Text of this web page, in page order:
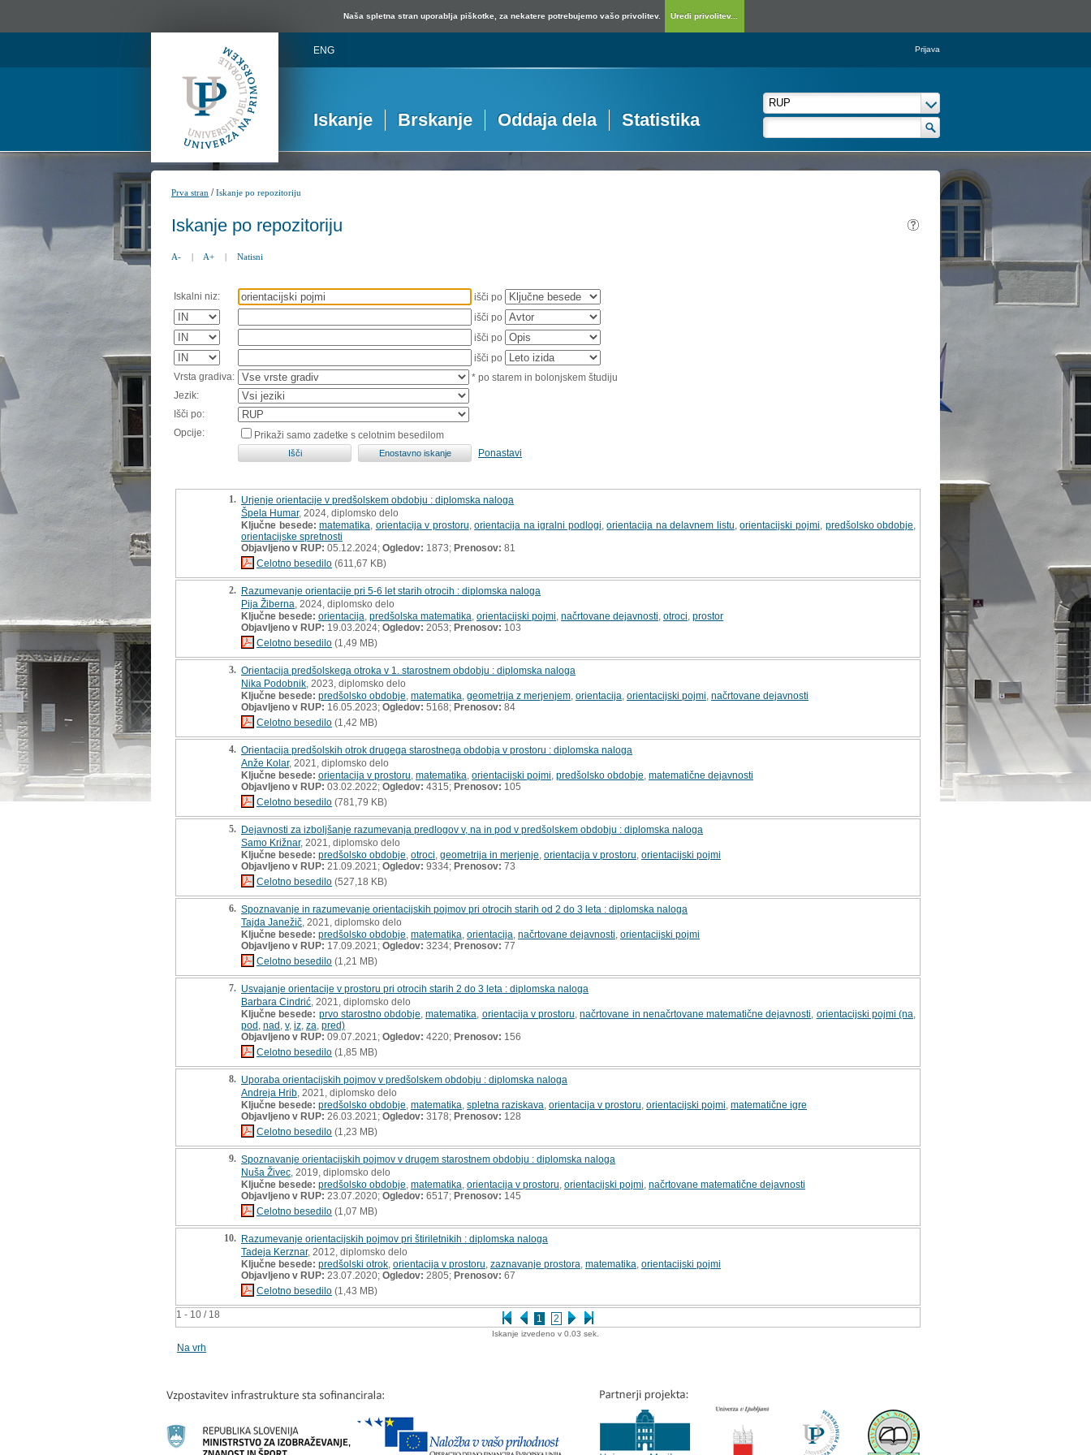
Naša spletna stran uporablja piškotke, za nekatere potrebujemo vašo privolitev. Uredi privolitev...
ENG Prijava
Iskanje Brskanje Oddaja dela Statistika
Prva stran /Iskanje po repozitoriju
Iskanje po repozitoriju
A- | A+ | Natisni
Iskalni niz:
išči po
išči po
išči po
išči po
Vrsta gradiva:
* po starem in bolonjskem študiju
Jezik:
Išči po:
Opcije:
Prikaži samo zadetke s celotnim besedilom
Ponastavi
1 - 10 / 18 1 2
1. Urjenje orientacije v predšolskem obdobju : diplomska naloga
Špela Humar, 2024, diplomsko delo
Ključne besede: matematika orientacija v prostoru ,orientacija na igralni podlogi ,orientacija na delavnem listu ,orientacijski pojmi predšolsko obdobje
orientacijske spretnosti
Objavljeno v RUP: 05.12.2024; Ogledov: 1873; Prenosov: 81
Celotno besedilo (611,67 KB)
2. Razumevanje orientacije pri 5-6 let starih otrocih : diplomska naloga
Pija Žiberna , 2024, diplomsko delo
Ključne besede: orientacija predšolska matematika orientacijski pojmi načrtovane dejavnosti otroci prostor
Objavljeno v RUP: 19.03.2024; Ogledov: 2053; Prenosov: 103
Celotno besedilo (1,49 MB)
3. Orientacija predšolskega otroka v 1. starostnem obdobju : diplomska naloga
Nika Podobnik , 2023, diplomsko delo
Ključne besede: predšolsko obdobje matematika geometrija z merjenjem orientacija orientacijski pojmi načrtovane dejavnosti
Objavljeno v RUP: 16.05.2023; Ogledov: 5168; Prenosov: 84
Celotno besedilo (1,42 MB)
4. Orientacija predšolskih otrok drugega starostnega obdobja v prostoru : diplomska naloga
Anže Kolar, 2021, diplomsko delo
Ključne besede: orientacija v prostoru matematika orientacijski pojmi predšolsko obdobje matematične dejavnosti
Objavljeno v RUP: 03.02.2022; Ogledov: 4315; Prenosov: 105
Celotno besedilo (781,79 KB)
5. Dejavnosti za izboljšanje razumevanja predlogov v, na in pod v predšolskem obdobju : diplomska naloga
Samo Križnar, 2021, diplomsko delo
Ključne besede: predšolsko obdobje otroci geometrija in merjenje orientacija v prostoru orientacijski pojmi
Objavljeno v RUP: 21.09.2021; Ogledov: 9334; Prenosov: 73
Celotno besedilo (527,18 KB)
6. Spoznavanje in razumevanje orientacijskih pojmov pri otrocih starih od 2 do 3 leta : diplomska naloga
Tajda Janežič , 2021, diplomsko delo
Ključne besede: predšolsko obdobje matematika orientacija načrtovane dejavnosti orientacijski pojmi
Objavljeno v RUP: 17.09.2021; Ogledov: 3234; Prenosov: 77
Celotno besedilo (1,21 MB)
7. Usvajanje orientacije v prostoru pri otrocih starih 2 do 3 leta : diplomska naloga
Barbara Cindrić , 2021, diplomsko delo
Ključne besede: prvo starostno obdobje ,matematika orientacija v prostoru ,načrtovane in nenačrtovane matematične dejavnosti orientacijski pojmi (na
pod nad v, iz za pred)
Objavljeno v RUP: 09.07.2021; Ogledov: 4220; Prenosov: 156
Celotno besedilo (1,85 MB)
8. Uporaba orientacijskih pojmov v predšolskem obdobju : diplomska naloga
Andreja Hrib , 2021, diplomsko delo
Ključne besede: predšolsko obdobje matematika spletna raziskava orientacija v prostoru orientacijski pojmi matematične igre
Objavljeno v RUP: 26.03.2021; Ogledov: 3178; Prenosov: 128
Celotno besedilo (1,23 MB)
9. Spoznavanje orientacijskih pojmov v drugem starostnem obdobju : diplomska naloga
Nuša Živec , 2019, diplomsko delo
Ključne besede: predšolsko obdobje matematika orientacija v prostoru orientacijski pojmi načrtovane matematične dejavnosti
Objavljeno v RUP: 23.07.2020; Ogledov: 6517; Prenosov: 145
Celotno besedilo (1,07 MB)
10. Razumevanje orientacijskih pojmov pri štiriletnikih : diplomska naloga
Tadeja Kerznar, 2012, diplomsko delo
Ključne besede: predšolski otrok orientacija v prostoru zaznavanje prostora matematika orientacijski pojmi
Objavljeno v RUP: 23.07.2020; Ogledov: 2805; Prenosov: 67
Celotno besedilo (1,43 MB)
Iskanje izvedeno v 0.03 sek.
Na vrh